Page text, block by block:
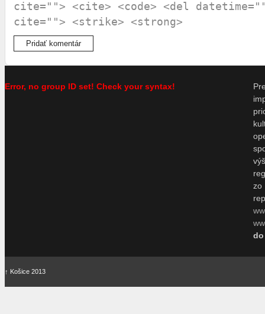
cite=""> <cite> <code> <del
cite=""> <strike> <strong>
Error, no group ID set! Check your syntax!
↑ Košice 2013